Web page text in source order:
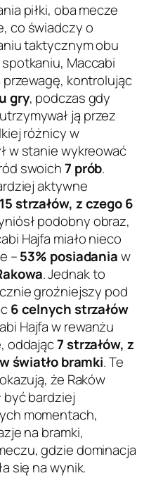
piłki, oba mecze
co świadczy o
taktycznym obu
Maccabi
przewagę, kontrolując
gry, podczas gdy
ją przez
różnicy w
w stanie wykreować
swoich7 prób.
aktywne
15 strzałów, z czego 6
podobny obraz,
Hajfa miało nieco
–53% posiadaniaw
. Jednak to
groźniejszy pod
6 celnych strzałów
Hajfa w rewanżu
oddając7 strzałów, z
światło bramki. Te
że Raków
bardziej
momentach,
na bramki,
gdzie dominacja
się na wynik.